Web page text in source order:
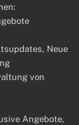
Neue
von
Angebote,